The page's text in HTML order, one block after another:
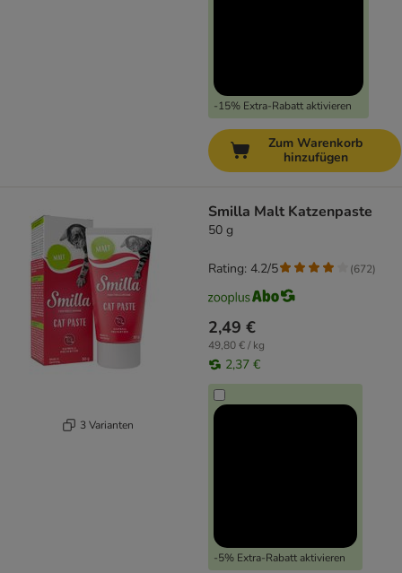
-15% Extra-Rabatt aktivieren
Zum Warenkorb
hinzufügen
3 Varianten
Smilla Malt Katzenpaste
50 g
2,49 €
49,80 € / kg
2,37 €
-5% Extra-Rabatt aktivieren
Rating: 4.2/5 (672)